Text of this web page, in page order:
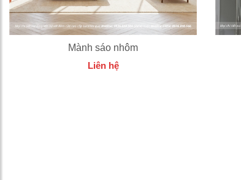
Mành sáo nhôm
Liên hệ